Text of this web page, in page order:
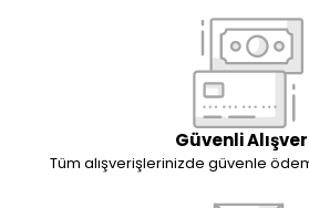
Güvenli
Tüm alışverişlerinizde güvenle